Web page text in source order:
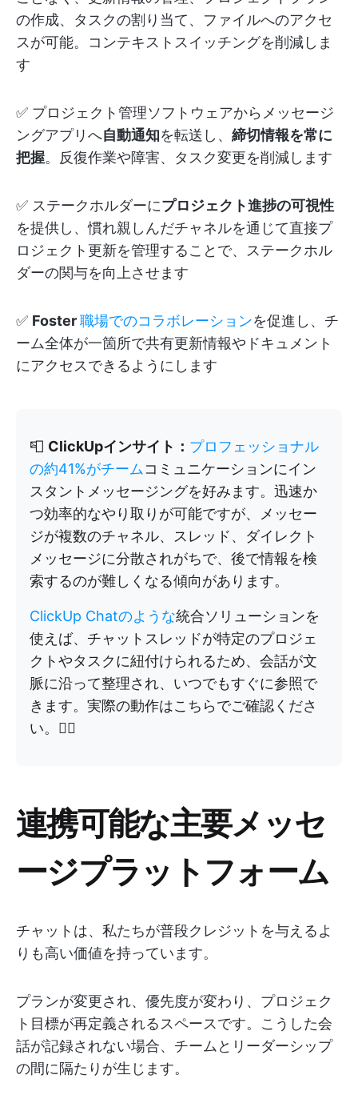
の作成、タスクの割り当て、ファイルへのアクセ
スが可能。コンテキストスイッチングを削減しま
す
✅ プロジェクト管理ソフトウェアからメッセージ
ングアプリへ自動通知を転送し、 締切情報を常に
把握。反復作業や障害、タスク変更を削減します
✅ ステークホルダーにプロジェクト進捗の可視性
を提供し、慣れ親しんだチャネルを通じて直接プ
ロジェクト更新を管理することで、ステークホル
ダーの関与を向上させます
✅ Foster職場でのコラボレーションを促進し、チ
ーム全体が一箇所で共有更新情報やドキュメント
にアクセスできるようにします
📮 ClickUpインサイト： プロフェッショナル
の約41%がチームコミュニケーションにイン
スタントメッセージングを好みます。迅速か
つ効率的なやり取りが可能ですが、メッセー
ジが複数のチャネル、スレッド、ダイレクト
メッセージに分散されがちで、後で情報を検
索するのが難しくなる傾向があります。
ClickUp Chatのような統合ソリューションを
使えば、チャットスレッドが特定のプロジェ
クトやタスクに紐付けられるため、会話が文
脈に沿って整理され、いつでもすぐに参照で
きます。実際の動作はこちらでご確認くださ
い。👇🏼
連携可能な主要メッセ
ージプラットフォーム
チャットは、私たちが普段クレジットを与えるよ
りも高い価値を持っています。
プランが変更され、優先度が変わり、プロジェク
ト目標が再定義されるスペースです。こうした会
話が記録されない場合、チームとリーダーシップ
の間に隔たりが生じます。